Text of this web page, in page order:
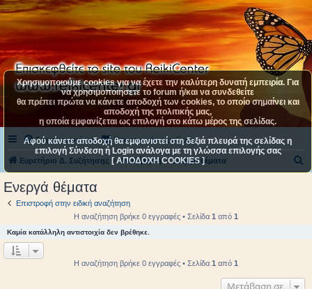
Συχνές ερωτήσεις Επικοινωνήστε μαζί μας
Ευρετήριο Δ. Συζήτησης Αναζήτηση Ενεργά θέματα
Ενεργά θέματα
Επιστροφή στην ειδική αναζήτηση
Η αναζήτηση βρήκε 0 εγγραφές • Σελίδα 1 από 1
Καμία κατάλληλη αντιστοιχία δεν βρέθηκε.
Η αναζήτηση βρήκε 0 εγγραφές • Σελίδα 1 από 1
Μετάβαση σε
Χρησιμοποιούμε cookies για να έχετε την καλύτερη δυνατή εμπειρία. Για
να χρησιμοποιήσετε το forum ή/και να συνδεθείτε
θα πρέπει πρώτα να κάνετε αποδοχή των cookies, το οποίο σημαίνει και
αποδοχή της πολιτικής μας,
η οποία εμφανίζεται ως επιλογή στο κάτω μέρος της σελίδας.
Αφού κάνετε αποδοχή θα εμφανιστεί στη δεξιά πλευρά της σελίδας η
επιλογή Σύνδεση ή Login ανάλογα με τη γλώσσα επιλογής σας
[ ΑΠΟΔΟΧΗ COOKIES ]